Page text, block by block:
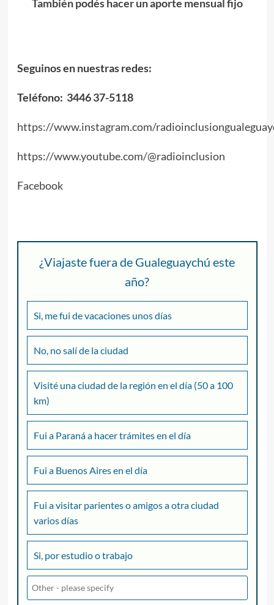
También podés hacer un aporte mensual fijo
Seguinos en nuestras redes:
Teléfono: 3446 37-5118
https://www.instagram.com/
https://www.youtube.com/@radioinclusion
Facebook
¿Viajaste fuera de Gualeguaychú este
año?
Si, me fui de vacaciones unos días
No, no salí de la ciudad
Visité una ciudad de la región en el día (50 a 100
km)
Fui a Paraná a hacer trámites en el día
Fui a Buenos Aires en el día
Fui a visitar parientes o amigos a otra ciudad
varios días
Si, por estudio o trabajo